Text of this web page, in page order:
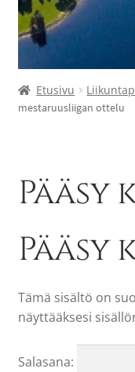
Etusivu
mestaruusliigan ottelu
Tämä sisältö on
näyttääksesi
Salasana: